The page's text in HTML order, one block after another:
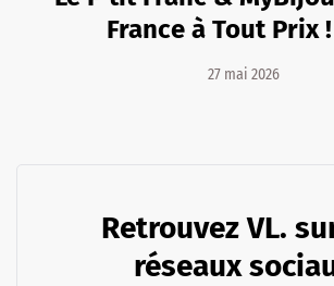
France à Tout Prix
27 mai 2026
Retrouvez VL.
réseaux